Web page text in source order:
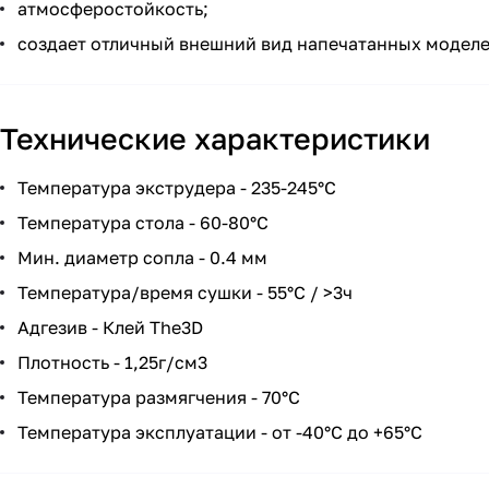
атмосферостойкость;
создает отличный внешний вид напечатанных
Технические характеристики
Температура экструдера - 235-245°C
Температура стола - 60-80°C
Мин. диаметр сопла - 0.4 мм
Температура/время сушки - 55°C / >3ч
Адгезив - Клей The3D
Плотность - 1,25г/см3
Температура размягчения - 70°C
Температура эксплуатации - от -40°C до +65°C